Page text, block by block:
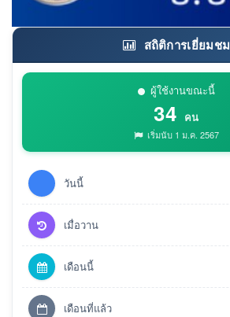
สถิติการเยี่ยมชม
ผู้ใช้งานขณะนี้
34 คน
เริ่มนับ 1 ม.ค. 2567
วันนี้
เมื่อวาน
เดือนนี้
เดือนที่แล้ว